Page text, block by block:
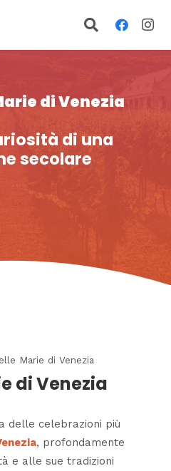
di Venezia
di una
secolare
Marie di Venezia
di Venezia
delle celebrazioni più
, profondamente
e alle sue tradizioni